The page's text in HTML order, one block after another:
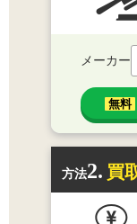
メーカー
無料
方法2. 買